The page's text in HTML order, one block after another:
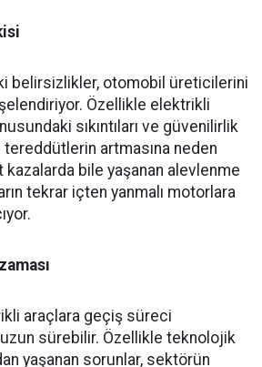
belirsizlikler, otomobil üreticilerini
Özellikle elektrikli
sıkıntıları ve güvenilirlik
artmasına neden
kazalarda bile yaşanan alevlenme
tekrar içten yanmalı motorlara
araçlara geçiş süreci
sürebilir. Özellikle teknolojik
yaşanan sorunlar, sektörün